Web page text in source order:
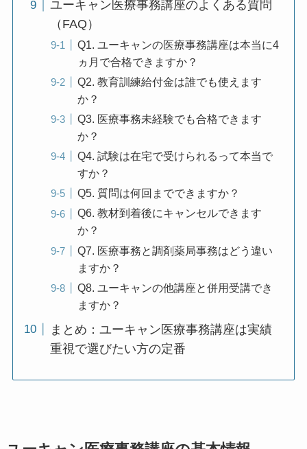
ユーキャン医療事務講座のよくある質問
（FAQ）
Q1. ユーキャンの医療事務講座は本当に4
ヵ月で合格できますか？
Q2. 教育訓練給付金は誰でも使えます
か？
Q3. 医療事務未経験でも合格できます
か？
Q4. 試験は在宅で受けられるって本当で
すか？
Q5. 質問は何回までできますか？
Q6. 教材到着後にキャンセルできます
か？
Q7. 医療事務と調剤薬局事務はどう違い
ますか？
Q8. ユーキャンの他講座と併用受講でき
ますか？
まとめ：ユーキャン医療事務講座は実績
重視で選びたい方の定番